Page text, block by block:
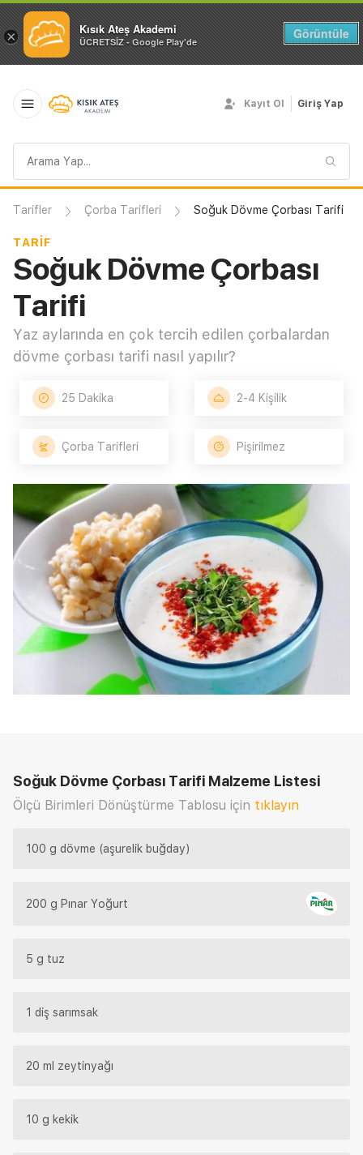
× Kısık Ateş Akademi
ÜCRETSİZ - Google Play'de
Görüntüle
sorgusu
Kayıt Ol Giriş Yap
Tarifler Çorba Tarifleri Soğuk Dövme Çorbası Tarifi
TARIF
Soğuk Dövme Çorbası
Tarifi
Yaz aylarında en çok tercih edilen çorbalardan
dövme çorbası tarifi nasıl yapılır?
25 Dakika 2-4 Kişilik
Çorba Tarifleri Pişirilmez
Soğuk Dövme Çorbası Tarifi Malzeme Listesi
Ölçü Birimleri Dönüştürme Tablosu için tıklayın
100 g dövme (aşurelik buğday)
200 g Pınar Yoğurt
5 g tuz
1 diş sarımsak
20 ml zeytinyağı
10 g kekik